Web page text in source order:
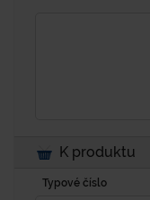
K produktu
Typové číslo